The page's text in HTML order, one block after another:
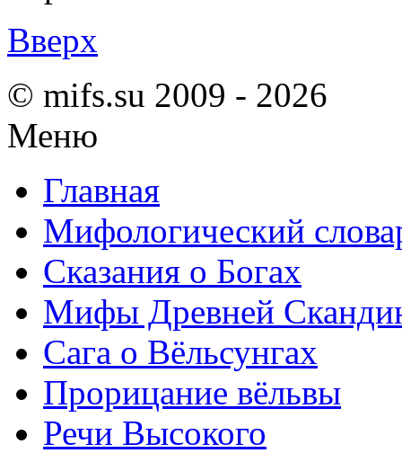
Вверх
© mifs.su 2009 - 2026
Меню
Главная
Мифологический
Сказания о Богах
Мифы Древней
Сага о Вёльсунгах
Прорицание вёльвы
Речи Высокого